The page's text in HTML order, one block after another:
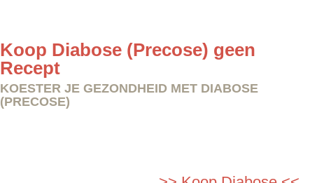
Koop Diabose (Precose) geen
Recept
KOESTER JE GEZONDHEID MET DIABOSE
(PRECOSE)